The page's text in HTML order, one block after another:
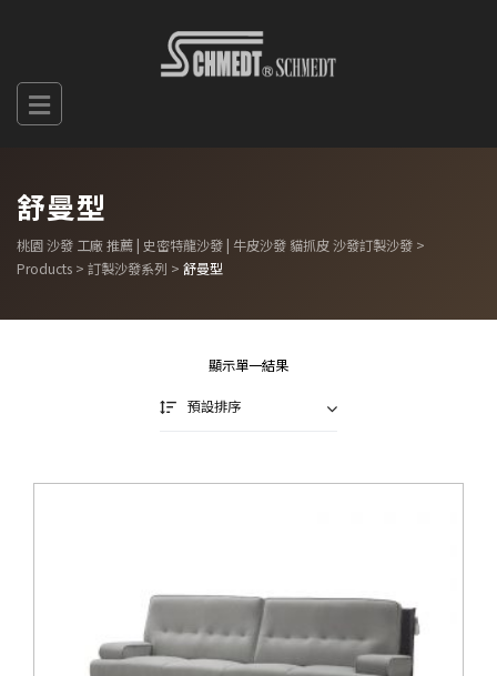
桃園 沙發 工廠 推薦 | 史密特龍沙發 | 牛皮沙發 貓抓皮 沙發訂製沙發 >
Products > 訂製沙發系列 > 舒曼型
舒曼型
顯示單一結果
預設排序